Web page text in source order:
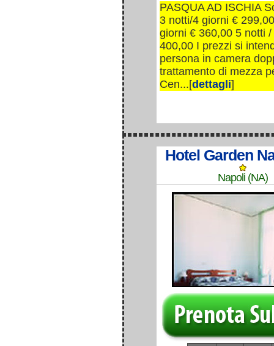
PASQUA AD ISCHIA
3 notti/4 giorni €
giorni € 360,00 5 notti
400,00 I prezzi si
persona in camera
trattamento di mezza
Cen...[dettagli]
Hotel Garden
Napoli (NA)